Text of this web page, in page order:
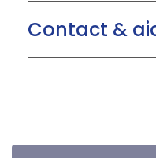
Contact &